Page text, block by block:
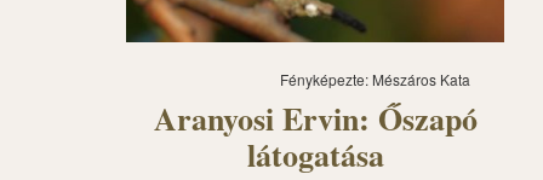
Fényképezte: Mészáros Kata
Aranyosi Ervin: Őszapó
látogatása